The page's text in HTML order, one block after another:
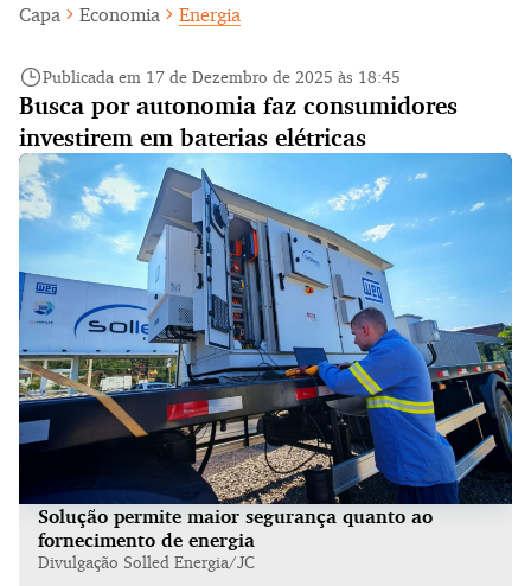
Capa Economia Energia
Publicada em 17 de Dezembro de 2025 às 18:45
Busca por autonomia faz consumidores
investirem em baterias elétricas
Solução permite maior segurança quanto ao
fornecimento de energia
Divulgação Solled Energia/JC